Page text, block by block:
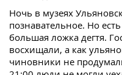
Ночь в музеях
познавательное. Но
большая ложка дегтя.
восхищали, а как
чиновники не